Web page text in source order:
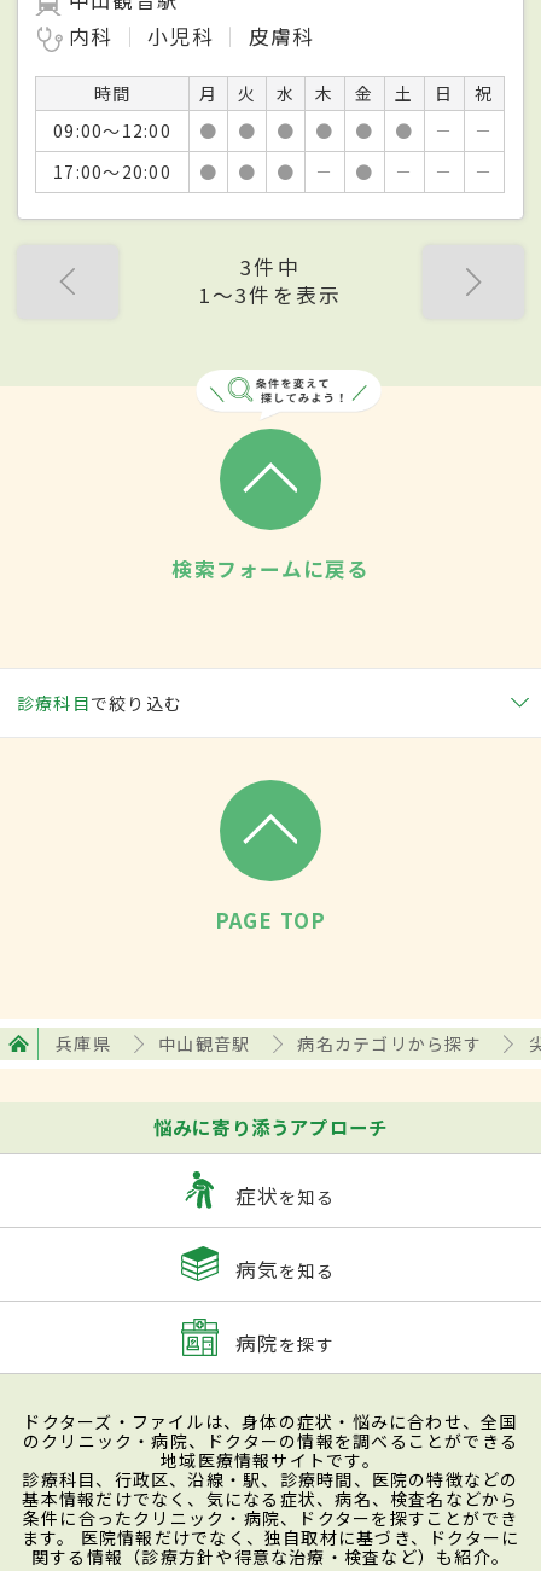
内科
小児科 皮膚科
時間 月 火 水 木 金 土 日
祝
09:00～12:00
● ● ● ● ● ● －
－
17:00～20:00
● ● ● － ● － － －
3件中
1〜3件を表示
検索フォームに戻る
診療科目で絞り込む
PAGE TOP
兵庫県 中山観音駅 病名カテゴリから探す
悩みに寄り添うアプローチ
症状を知る
病気を知る
病院を探す
ドクターズ・ファイルは、身体の症状・悩みに合わせ、全国
のクリニック・病院、ドクターの情報を調べることができる
地域医療情報サイトです。
診療科目、行政区、沿線・駅、診療時間、医院の特徴などの
基本情報だけでなく、気になる症状、病名、検査名などから
条件に合ったクリニック・病院、ドクターを探すことができ
ます。 医院情報だけでなく、独自取材に基づき、ドクターに
関する情報（診療方針や得意な治療・検査など）も紹介。